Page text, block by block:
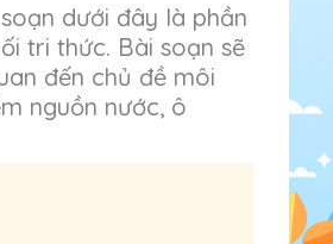
dưới đây là phần
tri thức. Bài soạn sẽ
đến chủ đề môi
nguồn nước, ô